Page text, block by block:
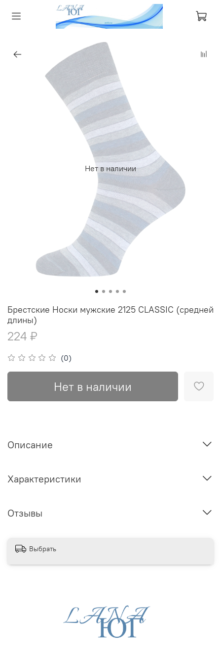
Нет в наличии
(0)
Брестские Носки мужские 2125 CLASSIC (средней
длины)
224 ₽
Нет в наличии
Описание
Характеристики
Отзывы
Выбрать